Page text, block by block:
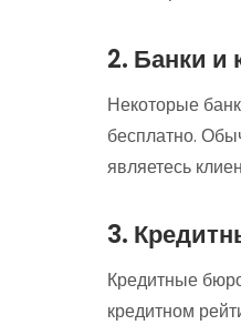
2. Банки и
Некоторые
бесплатно.
являетесь
3.
Кредитные
кредитном